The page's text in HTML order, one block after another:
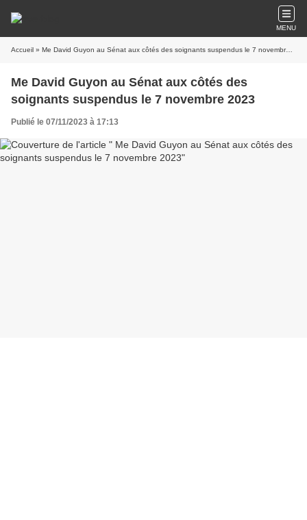
MENU
Accueil » Me David Guyon au Sénat aux côtés des soignants suspendus le 7 novembre 2023
Me David Guyon au Sénat aux côtés des
soignants suspendus le 7 novembre 2023
Publié le 07/11/2023 à 17:13